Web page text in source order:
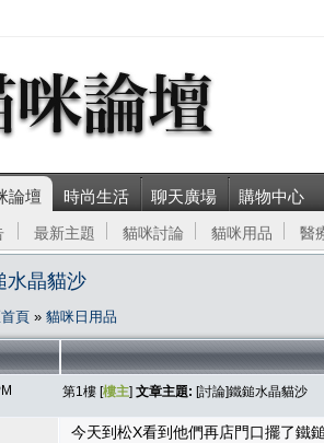
論壇 時尚生活 聊天廣場 購物中心
最新主題 貓咪討論 貓咪用品 醫
水晶貓沙
頁 » 貓咪日用品
第1樓 [樓主] 文章主題: [討論]鐵鎚水晶貓沙
今天到松X看到他們再店門口擺了鐵